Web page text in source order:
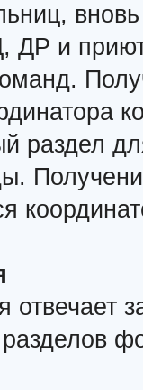
ДР и
раздел
разделов